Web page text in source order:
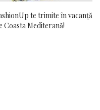
te trimite în vacanță
Coasta Mediterană!